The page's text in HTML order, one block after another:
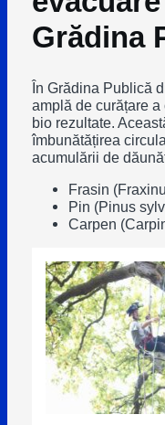
Grădina
În Grădina Publică
amplă de curățare
bio rezultate.
îmbunătățirea
acumulării de
Frasin
Pin (Pinus
Carpen